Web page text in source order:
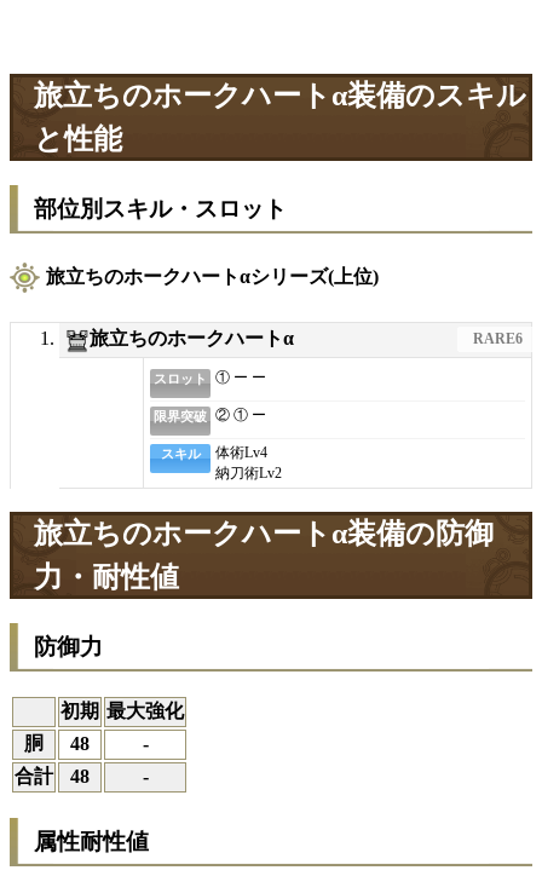
旅立ちのホークハートα装備のスキル
と性能
部位別スキル・スロット
旅立ちのホークハートαシリーズ(上位)
旅立ちのホークハートα RARE6
スロット ① ー ー
限界突破 ② ① ー
スキル 体術Lv4
納刀術Lv2
旅立ちのホークハートα装備の防御
力・耐性値
防御力
初期 最大強化
胴
48
-
合計
48 -
属性耐性値